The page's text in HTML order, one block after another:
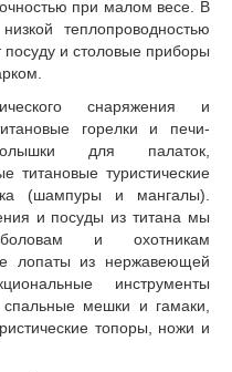
при малом весе. В
теплопроводностью
и столовые приборы
снаряжения и
горелки и печи-
для палаток,
титановые туристические
(шампуры и мангалы).
и посуды из титана мы
и охотникам
лопаты из нержавеющей
инструменты
мешки и гамаки,
топоры, ножи и